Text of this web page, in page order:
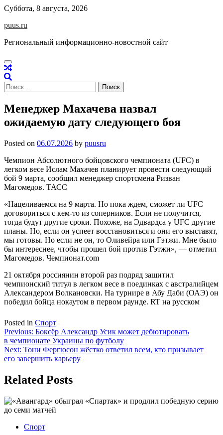
Skip
content
Суббота, 8 августа, 2026
puus.ru
Региональный информационно-новостной сайт
Найти:
Менеджер Махачева назвал
ожидаемую дату следующего боя
Posted on 06.07.2026 by puusru
Чемпион Абсолютного бойцовского чемпионата (UFC) в
легком весе Ислам Махачев планирует провести следующий
бой 9 марта, сообщил менеджер спортсмена Ризван
Магомедов. ТАСС
«Нацеливаемся на 9 марта. Но пока ждем, сможет ли UFC
договориться с кем-то из соперников. Если не получится,
тогда будут другие сроки. Похоже, на Эдвардса у UFC другие
планы. Но, если он успеет восстановиться и они его выставят,
мы готовы. Но если не он, то Оливейра или Гэтжи. Мне было
бы интереснее, чтобы прошел бой против Гэтжи», — отметил
Магомедов. Чемпионат.com
21 октября россиянин второй раз подряд защитил
чемпионский титул в легком весе в поединках с австралийцем
Александером Волкановски. На турнире в Абу Даби (ОАЭ) он
победил бойца нокаутом в первом раунде. RT на русском
Posted in Спорт
Навигация
по
записям
Previous: Боксёр Александр Усик может дебютировать
в чемпионате Украины по футболу
Next: Тони Фергюсон жёстко ответил всем, кто призывает
его завершить карьеру
Related Posts
Спорт